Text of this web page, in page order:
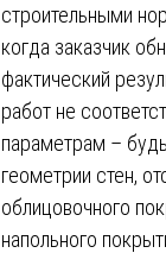
строительными
когда заказчик
фактический
работ не
параметрам –
геометрии стен,
облицовочного
напольного